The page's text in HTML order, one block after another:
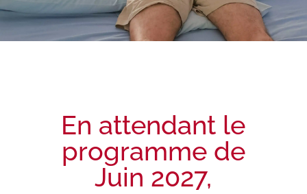
En attendant le
programme de
Juin 2027,